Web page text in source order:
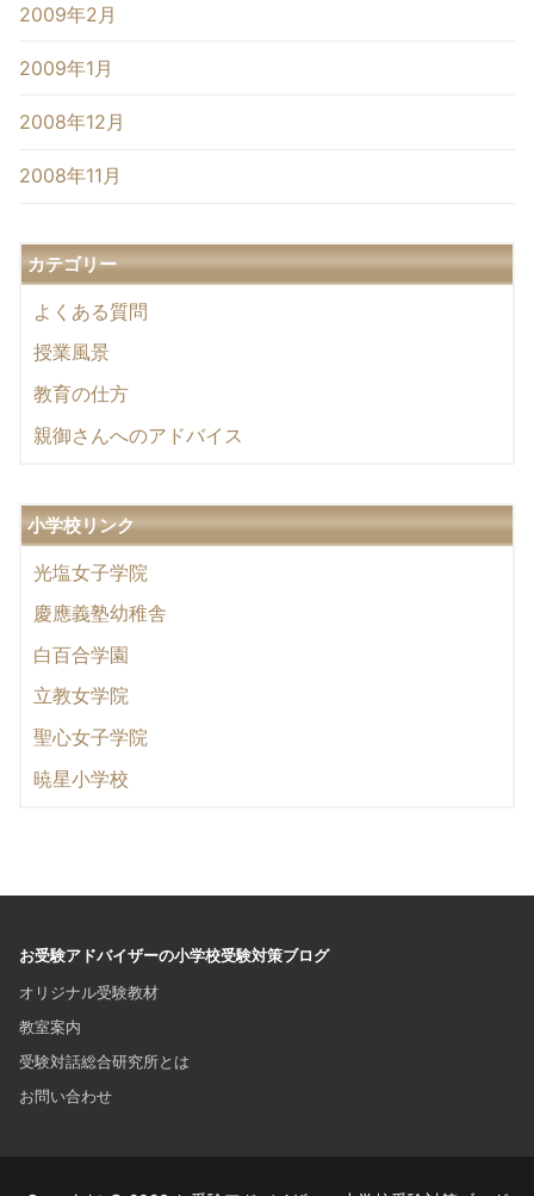
2009年2月
2009年1月
2008年12月
2008年11月
カテゴリー
よくある質問
授業風景
教育の仕方
親御さんへのアドバイス
小学校リンク
光塩女子学院
慶應義塾幼稚舎
白百合学園
立教女学院
聖心女子学院
暁星小学校
お受験アドバイザーの小学校受験対策ブログ
オリジナル受験教材
教室案内
受験対話総合研究所とは
お問い合わせ